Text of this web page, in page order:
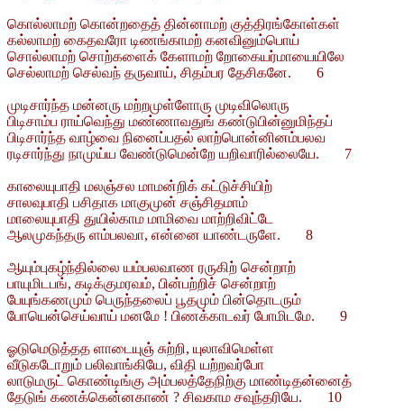
கொல்லாமற் கொன்றதைத் தின்னாமற் குத்திரங்கோள்கள்
கல்லாமற் கைதவரோ டிணங்காமற் கனவினும்பொய்
சொல்லாமற் சொற்களைக் கேளாமற் றோகையர்மாயையிலே
செல்லாமற் செல்வந் தருவாய், சிதம்பர தேசிகனே. 6
முடிசார்ந்த மன்னரு மற்றமுள்ளோரு முடிவிலொரு
பிடிசாம்ப ராய்வெந்து மண்ணாவதுங் கண்டுபின்னுமிந்தப்
பிடிசார்ந்த வாழ்வை நினைப்பதல் லாற்பொன்னினம்பலவ
ரடிசார்ந்து நாமுய்ய வேண்டுமென்றே யறிவாரில்லையே. 7
காலையுபாதி மலஞ்சல மாமன்றிக் கட்டுச்சியிற்
சாலவுபாதி பசிதாக மாகுமுன் சஞ்சிதமாம்
மாலையுபாதி துயில்காம மாமிவை மாற்றிவிட்டே
ஆலமுகந்தரு ளம்பலவா, என்னை யாண்டருளே. 8
ஆயும்புகழ்ந்தில்லை யம்பலவாண ரருகிற் சென்றாற்
பாயுமிடபங், கடிக்குமரவம், பின்பற்றிச் சென்றாற்
பேயுங்கணமும் பெருந்தலைப் பூதமும் பின்தொடரும்
போயென்செய்வாய் மனமே ! பிணக்காடவர் போமிடமே. 9
ஓடுமெடுத்தத ளாடையுஞ் சுற்றி, யுலாவிமெள்ள
வீடுகடோறும் பலிவாங்கியே, விதி யற்றவர்போ
லாடுமருட் கொண்டிங்கு அம்பலத்தேநிற்கு மாண்டிதன்னைத்
தேடுங் கணக்கென்னகாண் ? சிவகாம சவுந்தரியே. 10